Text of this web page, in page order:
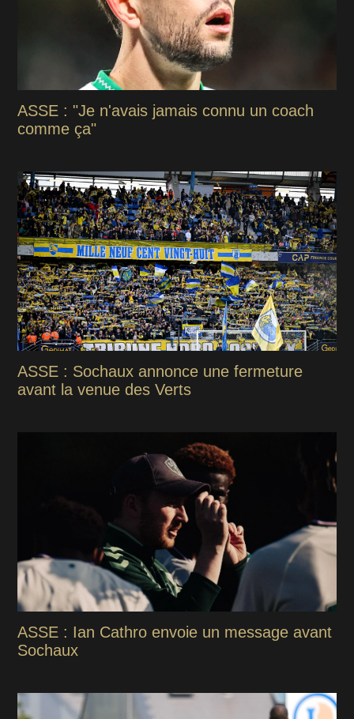
ASSE : "Je n'avais jamais connu un coach
comme ça"
ASSE : Sochaux annonce une fermeture
avant la venue des Verts
ASSE : Ian Cathro envoie un message avant
Sochaux